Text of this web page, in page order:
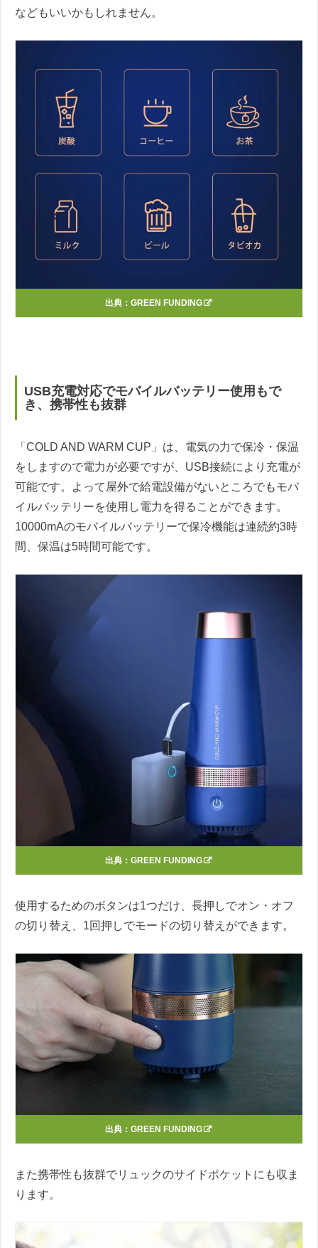
などもいいかもしれません。
出典： GREEN FUNDING
USB充電対応でモバイルバッテリー使用もで
き、携帯性も抜群
「COLD AND WARM CUP」は、電気の力で保冷・保温
をしますので電力が必要ですが、USB接続により充電が
可能です。よって屋外で給電設備がないところでもモバ
イルバッテリーを使用し電力を得ることができます。
10000mAのモバイルバッテリーで保冷機能は連続約3時
間、保温は5時間可能です。
出典： GREEN FUNDING
使用するためのボタンは1つだけ、長押しでオン・オフ
の切り替え、1回押しでモードの切り替えができます。
出典： GREEN FUNDING
また携帯性も抜群でリュックのサイドポケットにも収ま
ります。